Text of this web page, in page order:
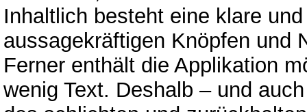
Inhaltlich besteht eine klare
aussagekräftigen Knöpfen und
Ferner enthält die Applikation
wenig Text. Deshalb – und